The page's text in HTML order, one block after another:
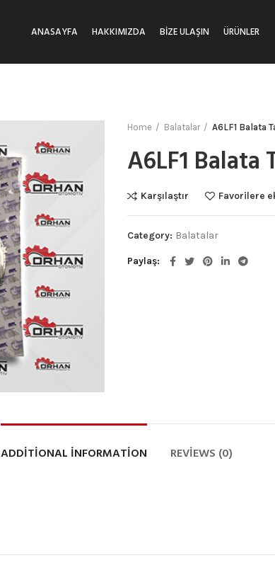
ANASAYFA HAKKIMIZDA BIZE ULAŞIN ÜRÜNLER
Home Balatalar A6LF1 Balata
A6LF1 Balata
Karşılaştır Favorilere
Category: Balatalar
Paylaş
ADDITIONAL INFORMATION REVIEWS (0)